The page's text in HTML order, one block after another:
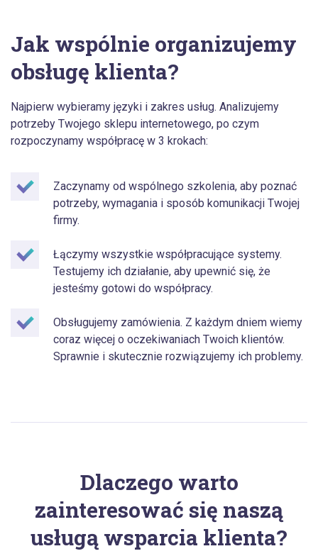
Jak wspólnie organizujemy
obsługę klienta?
Najpierw wybieramy języki i zakres usług. Analizujemy
potrzeby Twojego sklepu internetowego, po czym
rozpoczynamy współpracę w 3 krokach:
Zaczynamy od wspólnego szkolenia, aby poznać
potrzeby, wymagania i sposób komunikacji Twojej
firmy.
Łączymy wszystkie współpracujące systemy.
Testujemy ich działanie, aby upewnić się, że
jesteśmy gotowi do współpracy.
Obsługujemy zamówienia. Z każdym dniem wiemy
coraz więcej o oczekiwaniach Twoich klientów.
Sprawnie i skutecznie rozwiązujemy ich problemy.
Dlaczego warto
zainteresować się naszą
usługą wsparcia klienta?